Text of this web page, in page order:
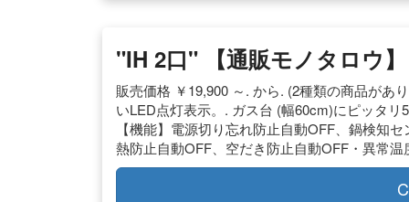
"IH 2口" 【通販モノタロウ】
販売価格 ￥19,900 ～. から. (2種類の商品があ
いLED点灯表示。. ガス台 (幅60cm)にピッタ
【機能】電源切り忘れ防止自動OFF、鍋検知
熱防止自動OFF、空だき防止自動OFF・異常